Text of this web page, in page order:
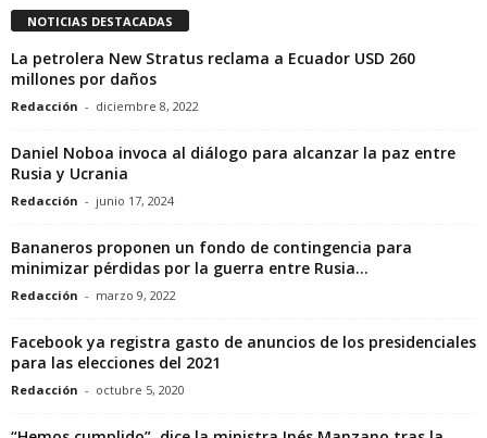
NOTICIAS DESTACADAS
La petrolera New Stratus reclama a Ecuador USD 260
millones por daños
Redacción - diciembre 8, 2022
Daniel Noboa invoca al diálogo para alcanzar la paz entre
Rusia y Ucrania
Redacción - junio 17, 2024
Bananeros proponen un fondo de contingencia para
minimizar pérdidas por la guerra entre Rusia...
Redacción - marzo 9, 2022
Facebook ya registra gasto de anuncios de los presidenciales
para las elecciones del 2021
Redacción - octubre 5, 2020